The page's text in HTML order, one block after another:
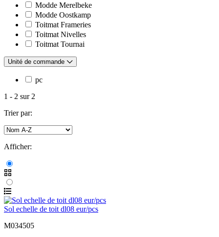
Modde Merelbeke
Modde Oostkamp
Toitmat Frameries
Toitmat Nivelles
Toitmat Tournai
Unité de commande
pc
1 - 2 sur2
Trier par:
Afficher:
Sol echelle de toit dl08 eur/pcs
M034505